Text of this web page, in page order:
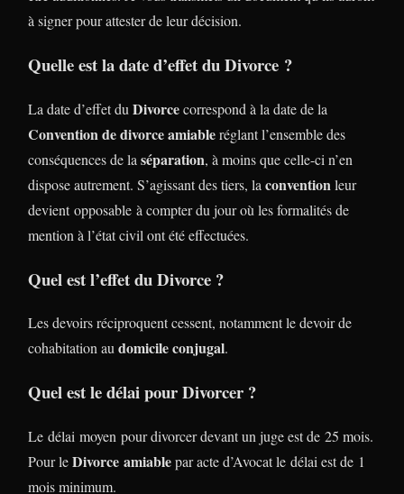
à signer pour attester de leur décision.
Quelle est la date d’effet du Divorce ?
La date d’effet du Divorcecorrespond à la date de la
Convention de divorce amiableréglant l’ensemble des
conséquences de la séparation, à moins que celle-ci n’en
dispose autrement. S’agissant des tiers, la conventionleur
devient opposable à compter du jour où les formalités de
mention à l’état civil ont été effectuées.
Quel est l’effet du Divorce ?
Les devoirs réciproquent cessent, notamment le devoir de
cohabitation audomicile conjugal.
Quel est le délai pour Divorcer ?
Le délai moyen pour divorcer devant un juge est de 25 mois.
Pour leDivorce amiablepar acte d’Avocat le délai est de 1
mois minimum.